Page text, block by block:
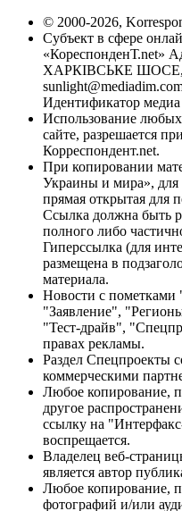
© 2000-2026,
Субъект в сфере
«КореспонденТ.net»
ХАРКІВСЬКЕ ШОСЕ,
Идентификатор
Использование
сайте, разрешается
Корреспондент.net.
При копировании
Украины и мира», для
прямая открытая для
Ссылка должна быть
полного либо
Гиперссылка (для
размещена в
материала.
Новости с
"Заявление",
"Тест-драйв",
правах рекламы.
Раздел Спецпроекты
коммерческими
Любое копирование,
другое
ссылку на
воспрещается.
Владелец веб-
является автор
Любое копирование,
фотографий и/или